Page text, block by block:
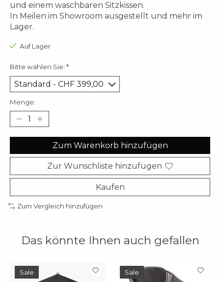
und einem waschbaren Sitzkissen.
In Meilen im Showroom ausgestellt und mehr im
Lager.
Auf Lager
Bitte wählen Sie: *
Menge:
Zum Warenkorb hinzufügen
Zur Wunschliste hinzufügen
Kaufen
Zum Vergleich hinzufügen
Das könnte Ihnen auch gefallen
Produkt-Karussell-Artikel
Sale Sale